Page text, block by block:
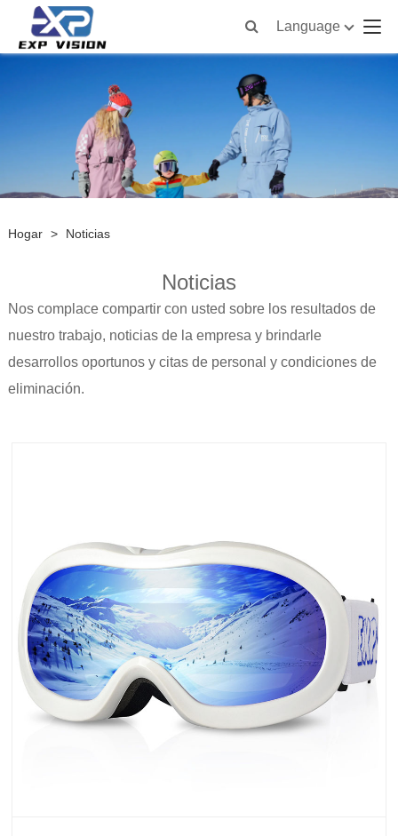
Language
Hogar > Noticias
Noticias
Nos complace compartir con usted sobre los resultados de
nuestro trabajo, noticias de la empresa y brindarle
desarrollos oportunos y citas de personal y condiciones de
eliminación.